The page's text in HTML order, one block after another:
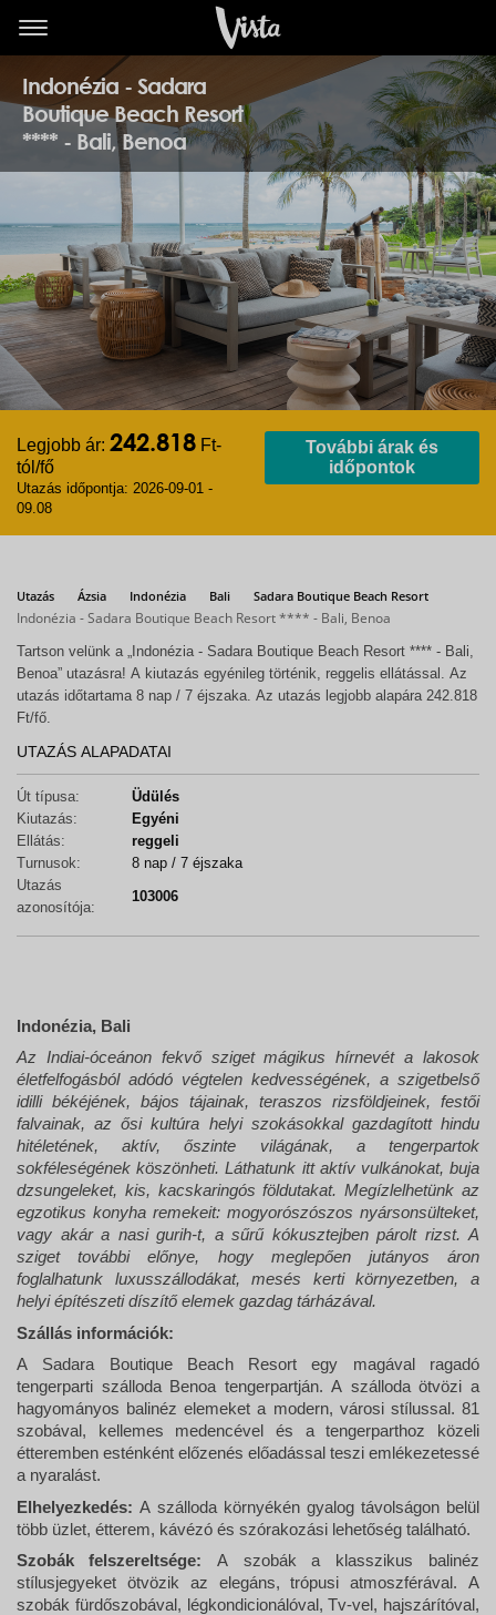
Indonézia - Sadara
Boutique Beach Resort
**** - Bali, Benoa
Legjobb ár: 242.818 Ft-
tól/fő
Utazás időpontja: 2026-09-01 -
09.08
További árak és
időpontok
Utazás Ázsia Indonézia Bali Sadara Boutique Beach Resort
Indonézia - Sadara Boutique Beach Resort **** - Bali, Benoa
Tartson velünk a „Indonézia - Sadara Boutique Beach Resort **** - Bali,
Benoa” utazásra! A kiutazás egyénileg történik, reggelis ellátással. Az
utazás időtartama 8 nap / 7 éjszaka. Az utazás legjobb alapára 242.818
Ft/fő.
UTAZÁS ALAPADATAI
Út típusa:
Üdülés
Kiutazás:
Egyéni
Ellátás:
reggeli
Turnusok:
8 nap / 7 éjszaka
Utazás
azonosítója:
103006
Indonézia, Bali
Az Indiai-óceánon fekvő sziget mágikus hírnevét a lakosok
életfelfogásból adódó végtelen kedvességének, a szigetbelső
idilli békéjének, bájos tájainak, teraszos rizsföldjeinek, festői
falvainak, az ősi kultúra helyi szokásokkal gazdagított hindu
hitéletének, aktív, őszinte világának, a tengerpartok
sokféleségének köszönheti. Láthatunk itt aktív vulkánokat, buja
dzsungeleket, kis, kacskaringós földutakat. Megízlelhetünk az
egzotikus konyha remekeit: mogyorószószos nyársonsülteket,
vagy akár a nasi gurih-t, a sűrű kókusztejben párolt rizst. A
sziget további előnye, hogy meglepően jutányos áron
foglalhatunk luxusszállodákat, mesés kerti környezetben, a
helyi építészeti díszítő elemek gazdag tárházával.
Szállás információk:
A Sadara Boutique Beach Resort egy magával ragadó
tengerparti szálloda Benoa tengerpartján. A szálloda ötvözi a
hagyományos balinéz elemeket a modern, városi stílussal. 81
szobával, kellemes medencével és a tengerparthoz közeli
étteremben esténként előzenés előadással teszi emlékezetessé
a nyaralást.
Elhelyezkedés: A szálloda környékén gyalog távolságon belül
több üzlet, étterem, kávézó és szórakozási lehetőség található.
Szobák felszereltsége: A szobák a klasszikus balinéz
stílusjegyeket ötvözik az elegáns, trópusi atmoszférával. A
szobák fürdőszobával, légkondicionálóval, Tv-vel, hajszárítóval,